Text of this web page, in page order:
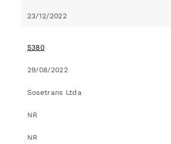
23/12/2022
5380
29/08/2022
Sosetrans Ltda
NR
NR